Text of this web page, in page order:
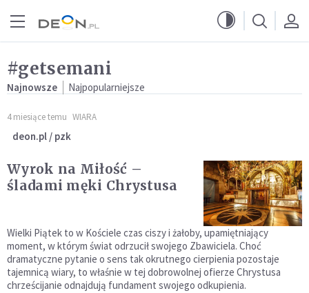
#getsemani
Najnowsze Najpopularniejsze
4 miesiące temu WIARA
deon.pl / pzk
Wyrok na Miłość –
śladami męki Chrystusa
Wielki Piątek to w Kościele czas ciszy i żałoby, upamiętniający
moment, w którym świat odrzucił swojego Zbawiciela. Choć
dramatyczne pytanie o sens tak okrutnego cierpienia pozostaje
tajemnicą wiary, to właśnie w tej dobrowolnej ofierze Chrystusa
chrześcijanie odnajdują fundament swojego odkupienia.